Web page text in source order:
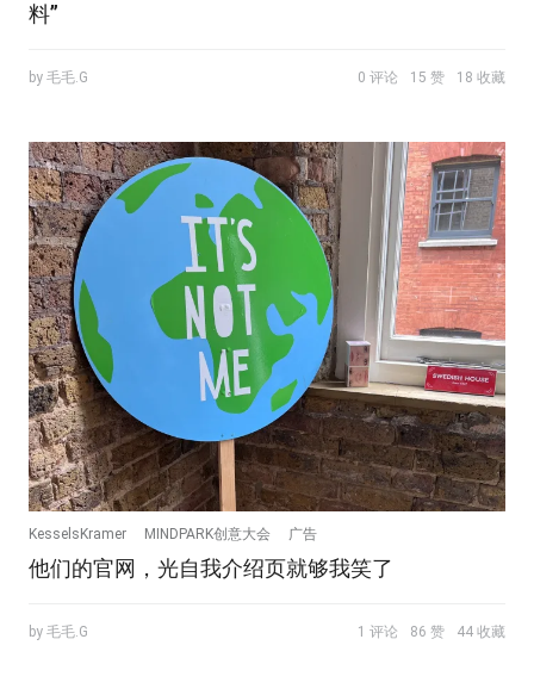
料”
by 毛毛.G 0 评论 15 赞 18 收藏
KesselsKramer MINDPARK创意大会 广告
他们的官网，光自我介绍页就够我笑了
by 毛毛.G 1 评论 86 赞 44 收藏